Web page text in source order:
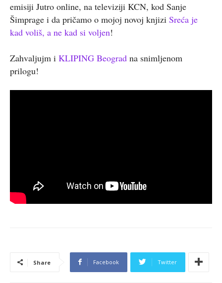
emisiji Jutro online, na televiziji KCN, kod Sanje
Šimprage i da pričamo o mojoj novoj knjizi Sreća je
kad voliš, a ne kad si voljen!
Zahvaljujm i KLIPING Beograd na snimljenom
prilogu!
Share Facebook Twitter